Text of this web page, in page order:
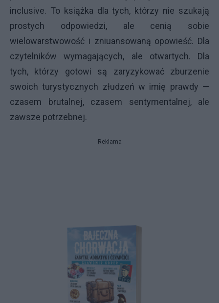
inclusive. To książka dla tych, którzy nie szukają
prostych odpowiedzi, ale cenią sobie
wielowarstwowość i zniuansowaną opowieść. Dla
czytelników wymagających, ale otwartych. Dla
tych, którzy gotowi są zaryzykować zburzenie
swoich turystycznych złudzeń w imię prawdy —
czasem brutalnej, czasem sentymentalnej, ale
zawsze potrzebnej.
Reklama